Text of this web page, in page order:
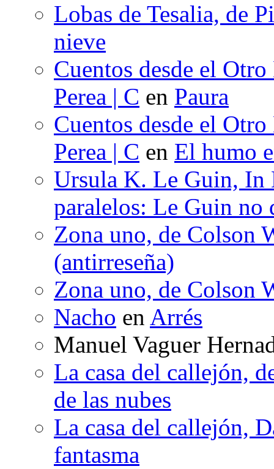
Lobas de Tesalia, de
nieve
Cuentos desde el
Perea | C en Paura
Cuentos desde el
Perea | C en El humo
Ursula K. Le Guin, In
paralelos: Le Guin no
Zona uno, de Colson
(antirreseña)
Zona uno, de Colson
Nacho en Arrés
Manuel Vaguer
La casa del callejón,
de las nubes
La casa del callejón,
fantasma